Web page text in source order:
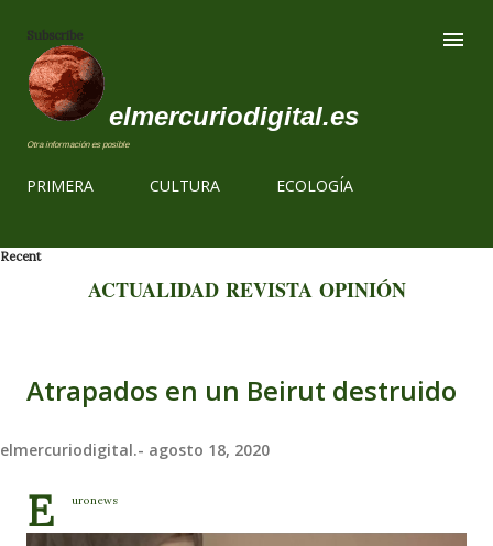
Subscribe
elmercuriodigital.es
Otra información es posible
PRIMERA CULTURA ECOLOGÍA
Recent
ACTUALIDAD REVISTA OPINIÓN
Atrapados en un Beirut destruido
elmercuriodigital.- agosto 18, 2020
E uronews